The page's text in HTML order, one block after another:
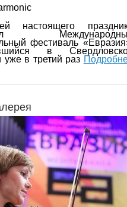
настоящего
фестиваль
в
уже в третий раз